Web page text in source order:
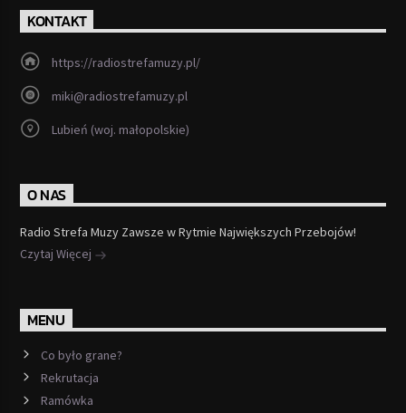
KONTAKT
https://radiostrefamuzy.pl/
miki@radiostrefamuzy.pl
Lubień (woj. małopolskie)
O NAS
Radio Strefa Muzy Zawsze w Rytmie Największych Przebojów!
Czytaj Więcej
MENU
Co było grane?
Rekrutacja
Ramówka